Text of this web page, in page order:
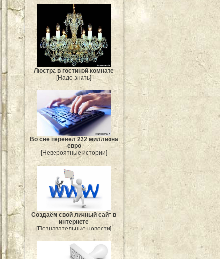
Люстра в гостиной комнате
[Надо знать]
Во сне перевел 222 миллиона
евро
[Невероятные истории]
Создаём свой личный сайт в
интернете
[Познавательные новости]